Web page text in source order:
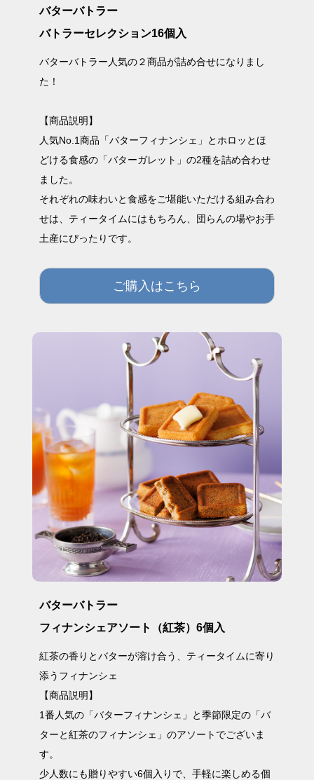
バターバトラー
バトラーセレクション16個入
バターバトラー人気の２商品が詰め合せになりまし
た！
【商品説明】
人気No.1商品「バターフィナンシェ」とホロッとほ
どける食感の「バターガレット」の2種を詰め合わせ
ました。
それぞれの味わいと食感をご堪能いただける組み合わ
せは、ティータイムにはもちろん、団らんの場やお手
土産にぴったりです。
ご購入はこちら
バターバトラー
フィナンシェアソート（紅茶）6個入
紅茶の香りとバターが溶け合う、ティータイムに寄り
添うフィナンシェ
【商品説明】
1番人気の「バターフィナンシェ」と季節限定の「バ
ターと紅茶のフィナンシェ」のアソートでございま
す。
少人数にも贈りやすい6個入りで、手軽に楽しめる個